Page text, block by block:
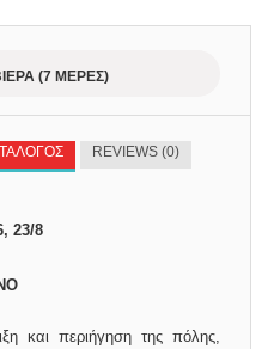
(7 ΜΈΡΕΣ)
REVIEWS (0)
23/8
και περιήγηση της πόλης,